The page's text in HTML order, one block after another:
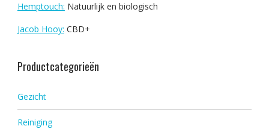
Hemptouch: Natuurlijk en biologisch
Jacob Hooy: CBD+
Productcategorieën
Gezicht
Reiniging